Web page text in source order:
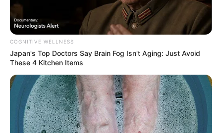
novo vaso. Você pode colocar no mesmo
terrário mais de uma espécie de planta.
COGNITIVE WELLNESS
Japan's Top Doctors Say Bra​in Fo​g Isn't Aging: Just Avoid
These 4 Kitchen Items